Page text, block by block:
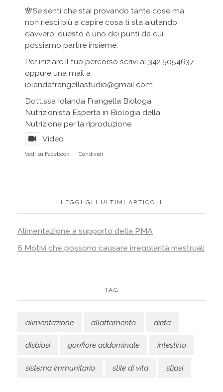
🌸Se senti che stai provando tante cose ma
non riesci più a capire cosa ti sta aiutando
davvero, questo è uno dei punti da cui
possiamo partire insieme.
Per iniziare il tuo percorso scrivi al 342.5054637
oppure una mail a
iolandafrangellastudio@gmail.com
Dott.ssa Iolanda Frangella Biologa
Nutrizionista Esperta in Biologia della
Nutrizione per la riproduzione
Video
Vedi su Facebook · Condividi
LEGGI GLI ULTIMI ARTICOLI
Alimentazione a supporto della PMA
6 Motivi che possono causare irregolarità mestruali
TAG
alimentazione allattamento dieta
disbiosi gonfiore addominale intestino
sistema immunitario stile di vita stipsi